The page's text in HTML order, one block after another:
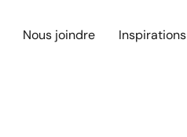
Nous joindre Inspirations